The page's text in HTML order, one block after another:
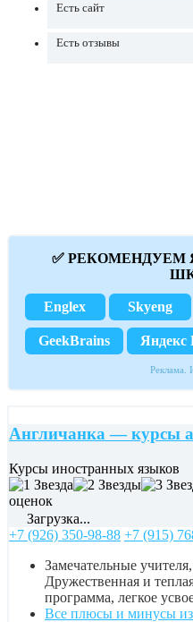
Есть сайт
Есть отзывы
✅
Englex Skyeng
GeekBrains Яндекс
Реклама.
Англичанка — курсы
Курсы иностранных языков
оценок
Загрузка...
+7 (926) 350-98-88 +7 (915)
Замечательные
Дружественная и
программа, легкое
Все плюсы и минусы из